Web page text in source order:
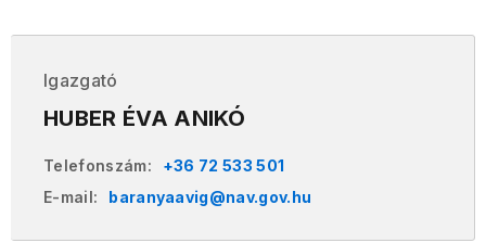
Igazgató
HUBER ÉVA ANIKÓ
Telefonszám:
+36 72 533 501
E-mail:
baranyaavig@nav.gov.hu